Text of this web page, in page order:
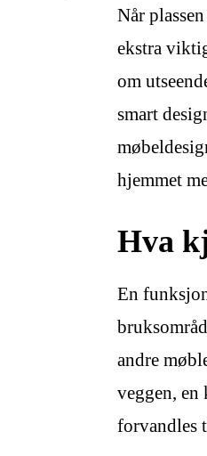
Når
ekstra
om
smart
hjemmet
Hva
En
andre
veggen,
forvandles